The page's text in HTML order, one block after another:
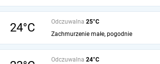
24°C Odczuwalna 25°C
Zachmurzenie małe, pogodnie
Odczuwalna 24°C